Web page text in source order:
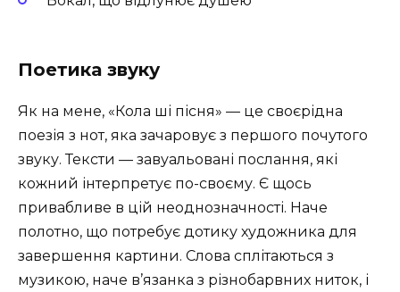
Поетика звуку
Як на мене, «Кола ші пісня» — це своєрідна
поезія з нот, яка зачаровує з першого почутого
звуку. Тексти — завуальовані послання, які
кожний інтерпретує по-своєму. Є щось
привабливе в цій неоднозначності. Наче
полотно, що потребує дотику художника для
завершення картини. Слова сплітаються з
музикою, наче в’язанка з різнобарвних ниток, і